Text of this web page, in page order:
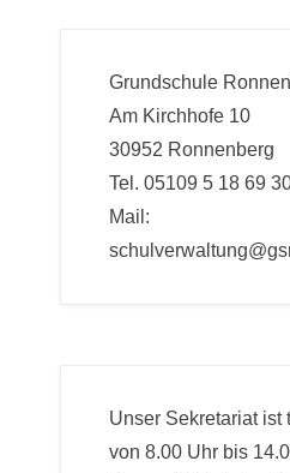
Grundschule
Am Kirchhofe 10
30952 Ronnenberg
Tel. 05109 5 18 69
Mail:
Unser Sekretariat ist
von 8.00 Uhr bis